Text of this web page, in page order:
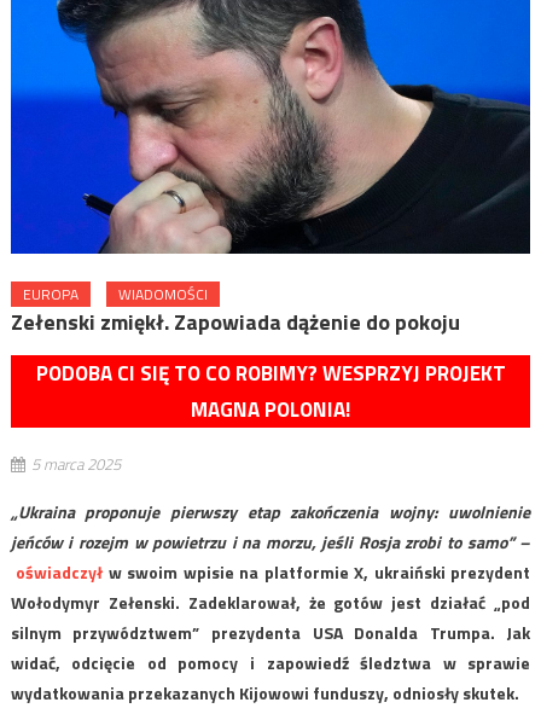
EUROPA WIADOMOŚCI
Zełenski zmiękł. Zapowiada dążenie do pokoju
PODOBA CI SIĘ TO CO ROBIMY? WESPRZYJ PROJEKT
MAGNA POLONIA!
5 marca 2025
„Ukraina proponuje pierwszy etap zakończenia wojny: uwolnienie
jeńców i rozejm w powietrzu i na morzu, jeśli Rosja zrobi to samo” –
oświadczył w swoim wpisie na platformie X, ukraiński prezydent
Wołodymyr Zełenski. Zadeklarował, że gotów jest działać „pod
silnym przywództwem” prezydenta USA Donalda Trumpa. Jak
widać, odcięcie od pomocy i zapowiedź śledztwa w sprawie
wydatkowania przekazanych Kijowowi funduszy, odniosły skutek.